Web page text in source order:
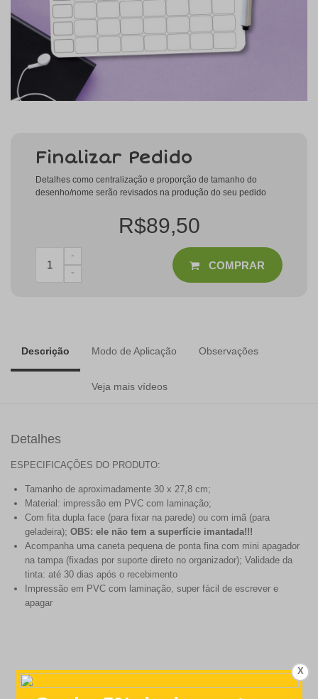
Finalizar Pedido
Detalhes como centralização e proporção de tamanho do
desenho/nome serão revisados na produção do seu pedido
R$89,50
COMPRAR
Descrição Modo de Aplicação Observações
Veja mais vídeos
Detalhes
ESPECIFICAÇÕES DO PRODUTO:
Tamanho de aproximadamente 30 x 27,8 cm;
Material: impressão em PVC com laminação;
Com fita dupla face (para fixar na parede) ou com imã (para
geladeira); OBS: ele não tem a superfície imantada!!!
Acompanha uma caneta pequena de ponta fina com mini apagador
na tampa (fixadas por suporte direto no organizador); Validade da
tinta: até 30 dias após o recebimento
Impressão em PVC com laminação, super fácil de escrever e
apagar
X